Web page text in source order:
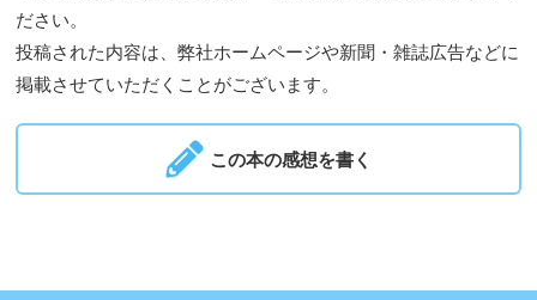
ださい。
投稿された内容は、弊社ホームページや新聞・雑誌広告などに
掲載させていただくことがございます。
この本の感想を書く